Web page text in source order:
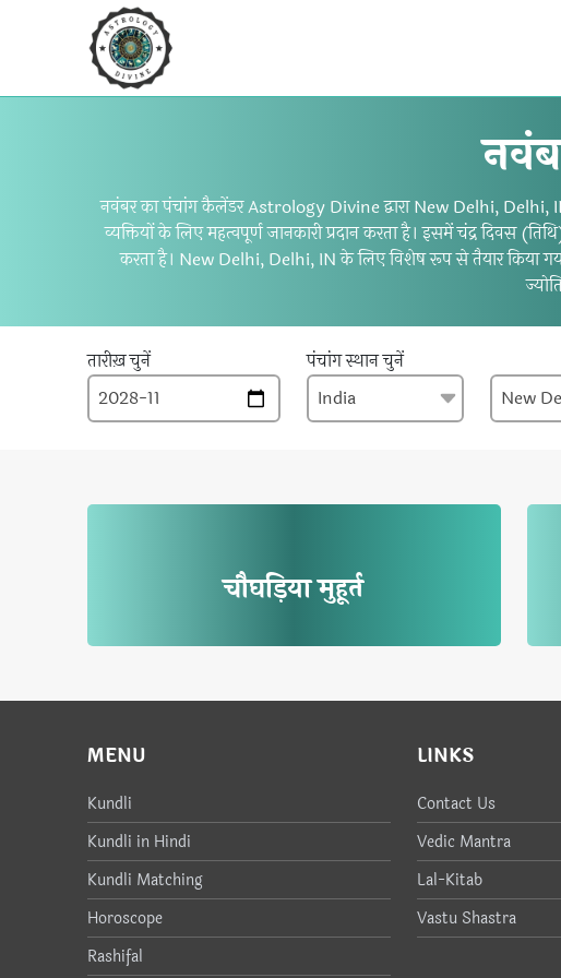
नवंबर का पंचांग कैलेंडर Astrology Divine द्वारा New Delhi, Delhi,
व्यक्तियों के लिए महत्वपूर्ण जानकारी प्रदान करता है। इसमें चंद्र
करता है। New Delhi, Delhi, IN के लिए विशेष रूप से तैयार किया गया,
तारीख़ चुनें पंचांग स्थान चुनें
चौघड़िया मुहूर्त
MENU
Kundli
Kundli in Hindi
Kundli Matching
Horoscope
Rashifal
LINKS
Contact Us
Vedic Mantra
Lal-Kitab
Vastu Shastra